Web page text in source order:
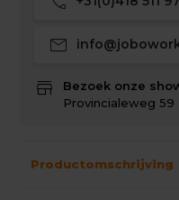
mail
store
Bezoek onze
Provincialeweg 59
Productomschrijving